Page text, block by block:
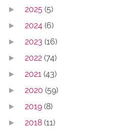
► 2025 (5)
► 2024 (6)
► 2023 (16)
► 2022 (74)
► 2021 (43)
► 2020 (59)
► 2019 (8)
► 2018 (11)